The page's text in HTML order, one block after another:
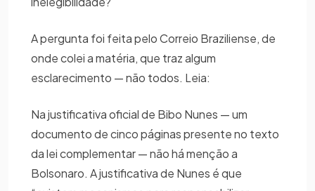
A pergunta foi feita pelo Correio Braziliense, de
onde colei a matéria, que traz algum
esclarecimento — não todos. Leia:
Na justificativa oficial de Bibo Nunes — um
documento de cinco páginas presente no texto
da lei complementar — não há menção a
Bolsonaro. A justificativa de Nunes é que